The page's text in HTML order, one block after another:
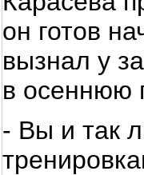
он готов
вызнал у
в осеннюю
- Вы и так